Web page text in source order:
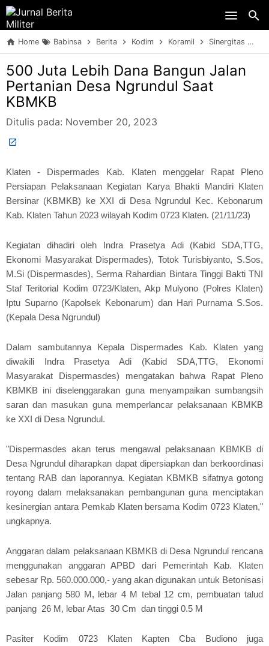
Home Babinsa Berita Kodim Koramil Sinergitas
500 Juta Lebih Dana Bangun Jalan
Pertanian Desa Ngrundul Saat
KBMKB
Ditulis pada: November 20, 2023
Klaten - Dispermades Kab. Klaten menggelar Rapat Pleno
Persiapan Pelaksanaan Kegiatan Karya Bhakti Mandiri Klaten
Bersinar (KBMKB) ke XXI di Desa Ngrundul Kec. Kebonarum
Kab. Klaten Tahun 2023 wilayah Kodim 0723 Klaten. (21/11/23)
Kegiatan dihadiri oleh Indra Prasetya Adi (Kabid SDA,TTG,
Ekonomi Masyarakat Dispermades), Totok Turisbiyanto, S.Sos,
M.Si (Dispermasdes), Serma Rahardian Bintara Tinggi Bakti TNI
Staf Teritorial Kodim 0723/Klaten, Akp Mulyono (Polres Klaten)
Iptu Suparno (Kapolsek Kebonarum) dan Hari Purnama S.Sos.
(Kepala Desa Ngrundul)
Dalam sambutannya Kepala Dispermades Kab. Klaten yang
diwakili Indra Prasetya Adi (Kabid SDA,TTG, Ekonomi
Masyarakat Dispermasdes) mengatakan bahwa Rapat Pleno
KBMKB ini diselenggarakan guna menyampaikan sumbangsih
saran dan masukan guna memperlancar pelaksanaan KBMKB
ke XXI di Desa Ngrundul.
"Dispermasdes akan terus mengawal pelaksanaan KBMKB di
Desa Ngrundul diharapkan dapat dipersiapkan dan berkoordinasi
tentang RAB dan laporannya. Kegiatan KBMKB sifatnya gotong
royong dalam melaksanakan pembangunan guna menciptakan
kesinergian antara Pemkab Klaten bersama Kodim 0723 Klaten,"
ungkapnya.
Anggaran dalam pelaksanaan KBMKB di Desa Ngrundul rencana
menggunakan anggaran APBD dari Pemerintah Kab. Klaten
sebesar Rp. 560.000.000,- yang akan digunakan untuk Betonisasi
Jalan panjang 580 M, lebar 4 M tebal 12 cm, pembuatan talud
panjang 26 M, lebar Atas 30 Cm dan tinggi 0.5 M
Pasiter Kodim 0723 Klaten Kapten Cba Budiono juga